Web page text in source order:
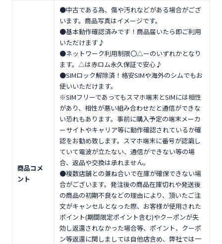
商品コメ
ント
●中古である為、傷や汚れなどがある場合がござ
います。商品写真はイメージです。
●基本動作確認済みです！商品届いたら即ご利用
いただけます♪
●ネットワーク利用制限〇△ーのいずれかとなり
ます。△は赤ロム永久保証で安心♪
●SIMロック解除済！格安SIMや海外のシムでもお
使いいただけます。
※SIMフリーであってもスマホ端末とSIMには相性
があり、相性が悪い組み合わせだと通信ができな
い恐れもあります。事前に購入予定の端末メーカ
ーサイトやキャリア等に動作確認されているか確
認をお勧め致します。スマホ端末に番号が認識し
ていて電波が立たない、通信ができない等の場
合、返品や交換は承れません。
●複数店舗との兼ね合いで在庫が確保できない場
合がございます。発注後の商品在庫切れや発送後
の商品の初期不良などの理由により、頂いたご注
文がキャンセルとなった際、お客様が使用された
ポイント(期間限定ポイント含む)やクーポンが失
効し返還されなかった場合等、ポイント、クーポ
ン等返還に関しましては自他店含め、弊社では一